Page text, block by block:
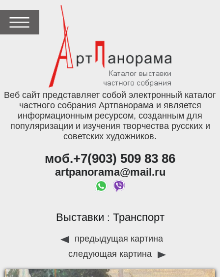
Веб сайт представляет собой электронный каталог
частного собрания Артпанорама и является
информационным ресурсом, созданным для
популяризации и изучения творчества русских и
советских художников.
моб.+7(903) 509 83 86
artpanorama@mail.ru
Выставки : Транспорт
предыдущая картина
следующая картина